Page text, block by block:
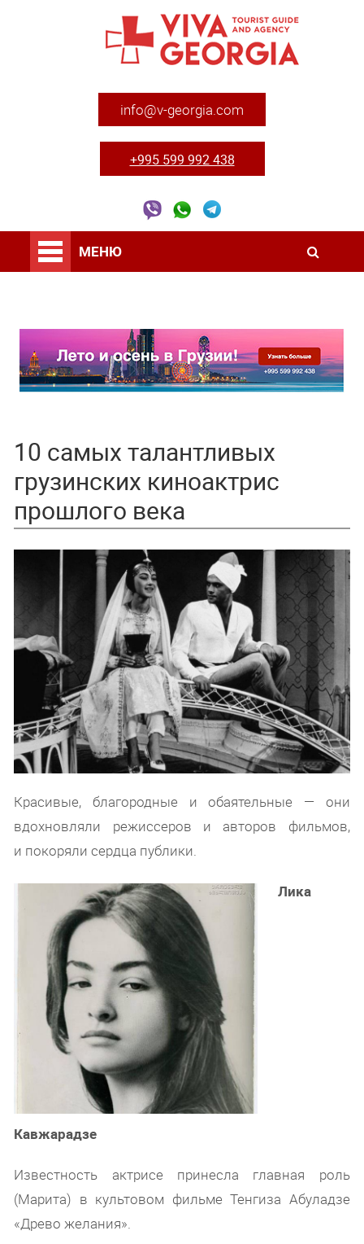
info@v-georgia.com
+995 599 992 438
МЕНЮ
10 самых талантливых
грузинских киноактрис
прошлого века
Красивые, благородные и обаятельные — они
вдохновляли режиссеров и авторов фильмов,
и покоряли сердца публики.
Лика
Кавжарадзе
Известность актрисе принесла главная роль
(Марита) в культовом фильме Тенгиза Абуладзе
«Древо желания».